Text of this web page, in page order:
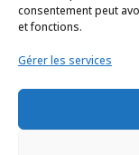
consentement peut
et fonctions.
Gérer les services
Services
Médiation